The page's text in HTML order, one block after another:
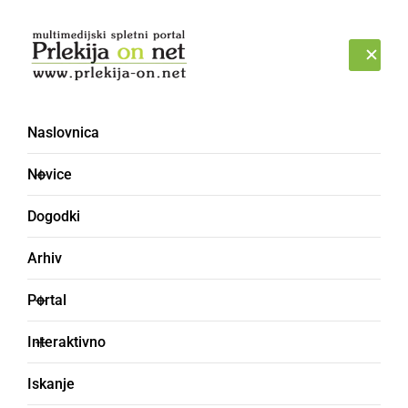
Naslovnica
Novice
Dogodki
Arhiv
Portal
Interaktivno
Iskanje
Ansambel Lojzeta Slaka
DRUŽABNO